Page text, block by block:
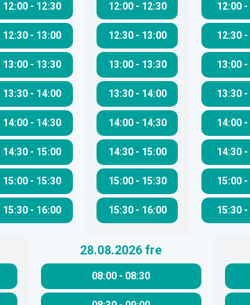
12:00- 12:30
12:30- 13:00
13:00- 13:30
13:30- 14:00
14:00- 14:30
14:30- 15:00
15:00- 15:30
15:30- 16:00
12:00- 12:30
12:30- 13:00
13:00- 13:30
13:30- 14:00
14:00- 14:30
14:30- 15:00
15:00- 15:30
15:30- 16:00
12:00 -
12:30 -
13:00 -
13:30 -
14:00 -
14:30 -
15:00 -
15:30 -
28.08.2026 fre
08:00 - 08:30